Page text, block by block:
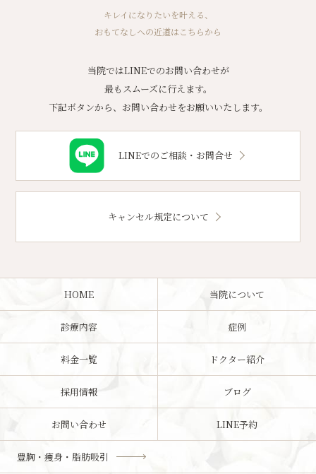
キレイになりたいを叶える、
おもてなしへの近道はこちらから
当院ではLINEでのお問い合わせが
最もスムーズに行えます。
下記ボタンから、お問い合わせをお願いいたします。
LINEでのご相談・お問合せ
キャンセル規定について
HOME 当院について
診療内容 症例
料金一覧 ドクター紹介
採用情報 ブログ
お問い合わせ LINE予約
豊胸・痩身・脂肪吸引